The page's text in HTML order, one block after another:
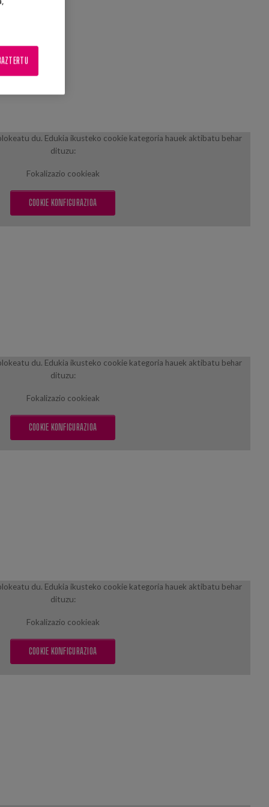
du. Edukia ikusteko cookie kategoria hauek aktibatu behar
dituzu:
Fokalizazio cookieak
COOKIE KONFIGURAZIOA
du. Edukia ikusteko cookie kategoria hauek aktibatu behar
dituzu:
Fokalizazio cookieak
COOKIE KONFIGURAZIOA
du. Edukia ikusteko cookie kategoria hauek aktibatu behar
dituzu:
Fokalizazio cookieak
COOKIE KONFIGURAZIOA